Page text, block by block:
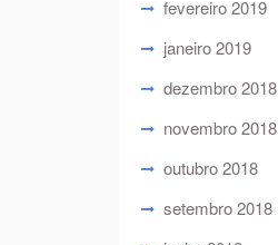
fevereiro 2019
janeiro 2019
dezembro 2018
novembro 2018
outubro 2018
setembro 2018